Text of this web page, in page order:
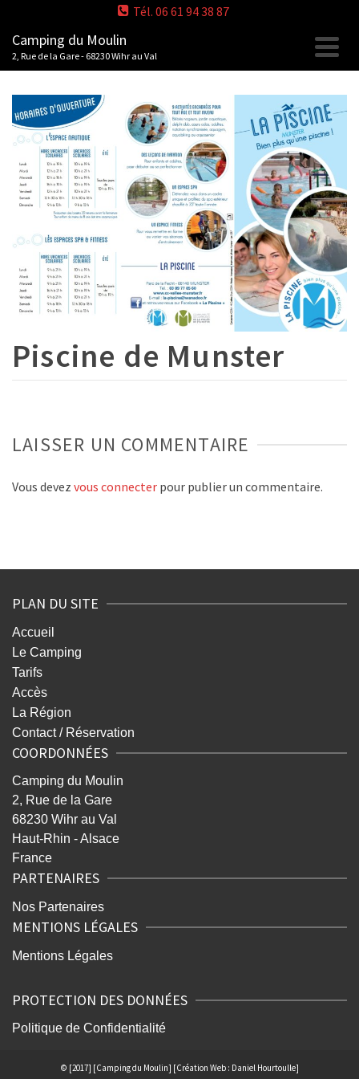
Tél. 06 61 94 38 87
Camping du Moulin
2, Rue de la Gare - 68230 Wihr au Val
Piscine de Munster
LAISSER UN COMMENTAIRE
Vous devez vous connecter pour publier un commentaire.
PLAN DU SITE
Accueil
Le Camping
Tarifs
Accès
La Région
Contact / Réservation
COORDONNÉES
Camping du Moulin
2, Rue de la Gare
68230 Wihr au Val
Haut-Rhin - Alsace
France
PARTENAIRES
Nos Partenaires
MENTIONS LÉGALES
Mentions Légales
PROTECTION DES DONNÉES
Politique de Confidentialité
© [2017] [Camping du Moulin] [Création Web : Daniel Hourtoulle]